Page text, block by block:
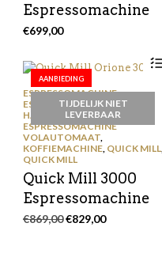
Espressomachine
€699,00
AANBIEDING
TIJDELIJK NIET
LEVERBAAR
ESPRESSOMACHINE,
ESPRESSOMACHINE
HALFAUTOMAAT,
ESPRESSOMACHINE
VOLAUTOMAAT,
KOFFIEMACHINE, QUICK MILL,
QUICK MILL
Quick Mill 3000
Espressomachine
€869,00Oorspronkelijke
€829,00Huidige